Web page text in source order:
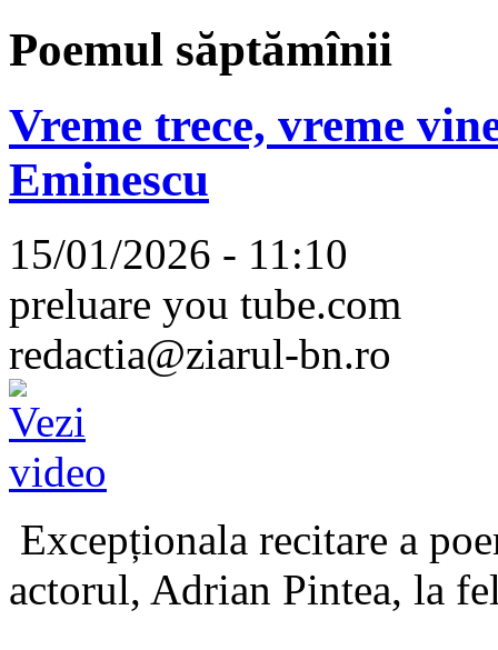
Poemul săptămînii
Vreme trece, vreme
Eminescu
15/01/2026 - 11:10
preluare you tube.com
redactia@ziarul-bn.ro
Excepționala recitare a
actorul, Adrian Pintea, la